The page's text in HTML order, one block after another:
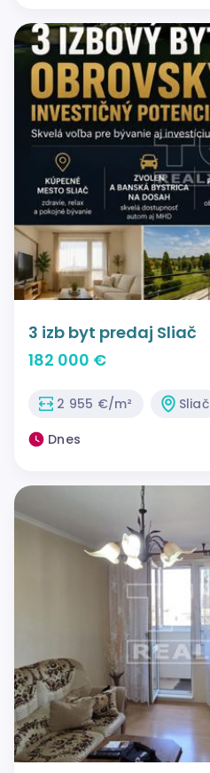
3 izb byt predaj Sliač
182 000 €
2 955 €/m²
Sliač
Dnes